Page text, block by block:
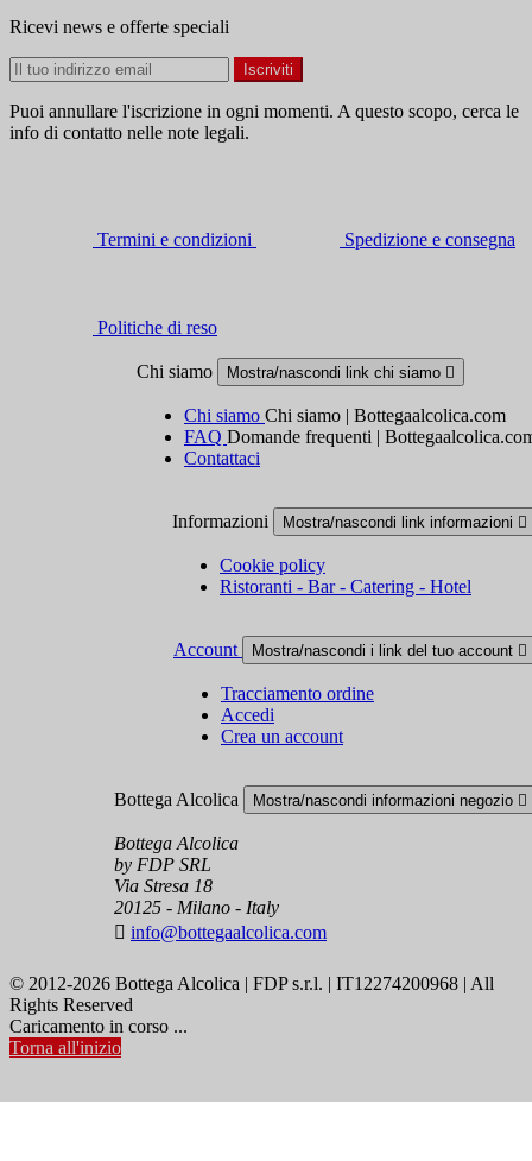
Ricevi news e offerte speciali
Puoi annullare l'iscrizione in ogni momenti. A questo scopo, cerca le
info di contatto nelle note legali.
Termini e condizioni Spedizione e consegna
Politiche di reso
Chi siamo Mostra/nascondi link chi siamo 
Chi siamo Chi siamo | Bottegaalcolica.com
FAQ Domande frequenti |
Contattaci
Informazioni Mostra/nascondi link informazioni 
Cookie policy
Ristoranti - Bar - Catering - Hotel
Account Mostra/nascondi i link del tuo account 
Tracciamento ordine
Accedi
Crea un account
Bottega Alcolica Mostra/nascondi informazioni negozio 
Bottega Alcolica
by FDP SRL
Via Stresa 18
20125 - Milano - Italy
 info@bottegaalcolica.com
© 2012-2026 Bottega Alcolica | FDP s.r.l. | IT12274200968 | All
Rights Reserved
Caricamento in corso ...
Torna all'inizio